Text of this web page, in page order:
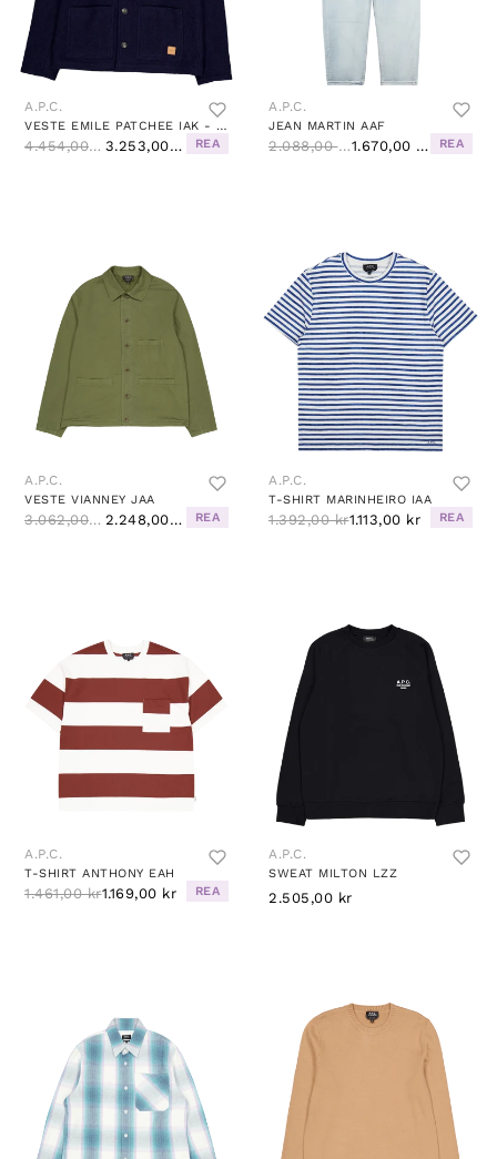
A.P.C.
VESTE EMILE PATCHEE IAK - DARK NAVY
4.454,00 kr 3.253,00 kr REA
A.P.C.
JEAN MARTIN AAF
2.088,00 kr 1.670,00 kr REA
A.P.C.
VESTE VIANNEY JAA
3.062,00 kr 2.248,00 kr REA
A.P.C.
T-SHIRT MARINHEIRO IAA
1.392,00 kr1.113,00 kr REA
A.P.C.
T-SHIRT ANTHONY EAH
1.461,00 kr1.169,00 kr REA
A.P.C.
SWEAT MILTON LZZ
2.505,00 kr